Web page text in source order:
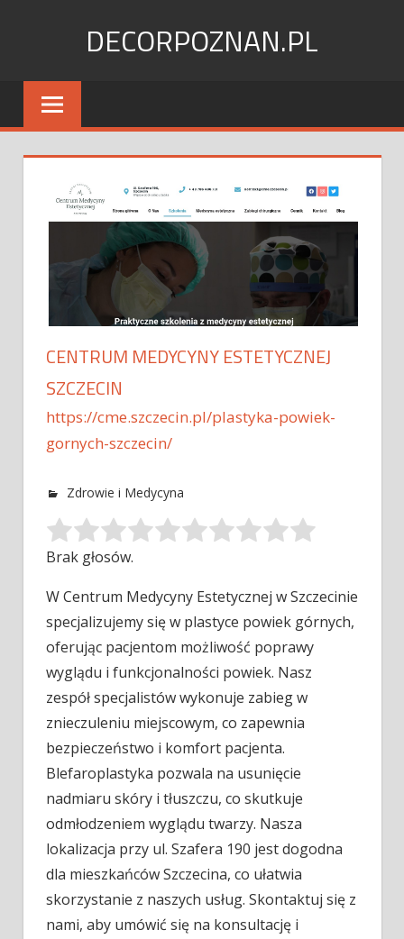
DECORPOZNAN.PL
CENTRUM MEDYCYNY ESTETYCZNEJ
SZCZECIN
https://cme.szczecin.pl/plastyka-powiek-
gornych-szczecin/
Zdrowie i Medycyna
Brak głosów.
W Centrum Medycyny Estetycznej w Szczecinie
specjalizujemy się w plastyce powiek górnych,
oferując pacjentom możliwość poprawy
wyglądu i funkcjonalności powiek. Nasz
zespół specjalistów wykonuje zabieg w
znieczuleniu miejscowym, co zapewnia
bezpieczeństwo i komfort pacjenta.
Blefaroplastyka pozwala na usunięcie
nadmiaru skóry i tłuszczu, co skutkuje
odmłodzeniem wyglądu twarzy. Nasza
lokalizacja przy ul. Szafera 190 jest dogodna
dla mieszkańców Szczecina, co ułatwia
skorzystanie z naszych usług. Skontaktuj się z
nami, aby umówić się na konsultację i